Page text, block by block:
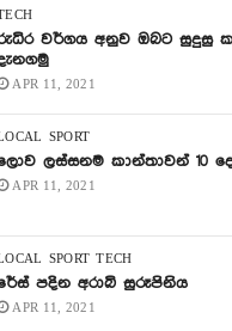
වර්ගය අනුව ඔබට සුදුසු
APR 11, 2021
SPORT
ලස්සනම කාන්තාවන් 10
APR 11, 2021
SPORT TECH
පදින අරාබි සුරූපිනිය
APR 11, 2021